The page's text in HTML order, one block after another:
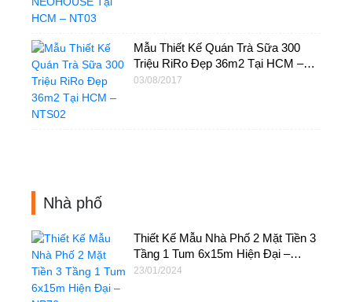
Mẫu Thiết Kế Quán Trà Sữa 300
Triệu RiRo Đẹp 36m2 Tại HCM –
NTS02
03/08/2017
Nhà phố
Thiết Kế Mẫu Nhà Phố 2 Mặt Tiền 3
Tầng 1 Tum 6x15m Hiện Đại –
NP76
23/01/2024